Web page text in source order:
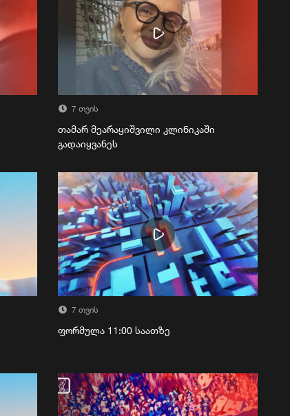
7 თვის
თამარ მეარაყიშვილი კლინიკაში
გადაიყვანეს
7 თვის
ფორმულა 11:00 საათზე